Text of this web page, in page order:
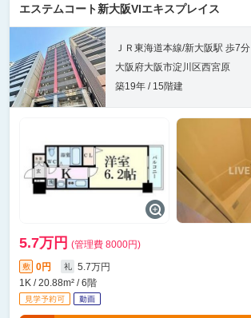
エステムコート新大阪VIエキスプレイス
ＪＲ東海道本線/新大阪駅 歩7分
大阪府大阪市淀川区西宮原
築19年 / 15階建
5.7万円 (管理費 8000円)
敷 0円 礼
5.7万円
1K / 20.88m² / 6階